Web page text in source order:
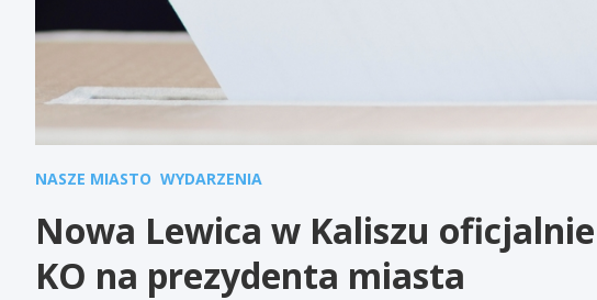
NASZE MIASTO WYDARZENIA
Nowa Lewica w Kaliszu
KO na prezydenta miasta